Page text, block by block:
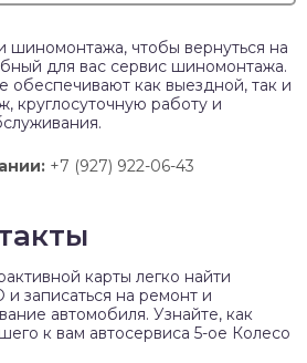
шиномонтажа, чтобы вернуться на
для вас сервис шиномонтажа.
обеспечивают как выездной, так и
круглосуточную работу и
+7 (927) 922-06-43
карты легко найти
записаться на ремонт и
автомобиля. Узнайте, как
к вам автосервиса 5-ое Колесо